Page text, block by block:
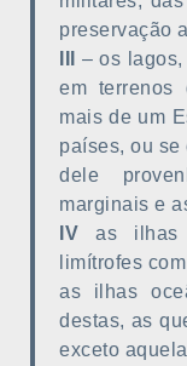
preservação
– os
em terrenos
mais de um
países, ou se
dele
marginais e
IV as ilhas
limítrofes
as ilhas
destas, as
exceto